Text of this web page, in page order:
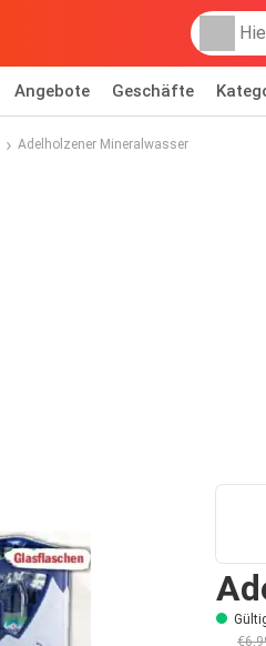
Angebote Geschäfte
Adelholzener Mineralwasser